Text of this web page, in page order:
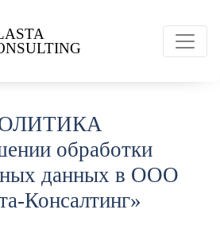
обработки
данных в ООО
Консалтинг»